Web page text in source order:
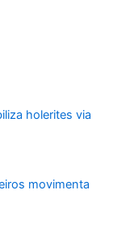
holerites via
movimenta